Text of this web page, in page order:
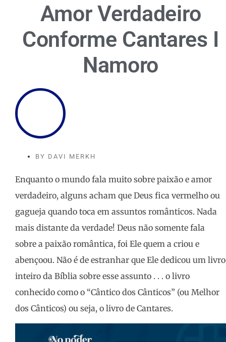
Amor Verdadeiro
Conforme Cantares I
Namoro
BY DAVI MERKH
Enquanto o mundo fala muito sobre paixão e amor
verdadeiro, alguns acham que Deus fica vermelho ou
gagueja quando toca em assuntos românticos. Nada
mais distante da verdade! Deus não somente fala
sobre a paixão romântica, foi Ele quem a criou e
abençoou. Não é de estranhar que Ele dedicou um livro
inteiro da Bíblia sobre esse assunto . . . o livro
conhecido como o “Cântico dos Cânticos” (ou Melhor
dos Cânticos) ou seja, o livro de Cantares.